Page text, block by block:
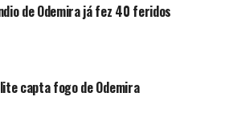
de Odemira já fez 40 feridos
capta fogo de Odemira